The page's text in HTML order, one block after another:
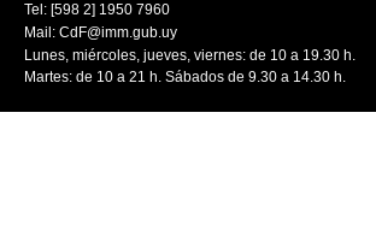
Tel: [598 2] 1950 7960
Mail: CdF@imm.gub.uy
Lunes, miércoles, jueves, viernes: de 10 a 19.30 h.
Martes: de 10 a 21 h. Sábados de 9.30 a 14.30 h.